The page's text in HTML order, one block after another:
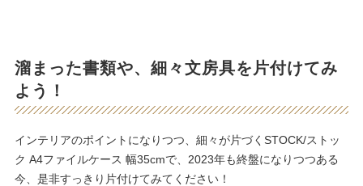
溜まった書類や、細々文房具を片付けてみ
よう！
インテリアのポイントになりつつ、細々が片づくSTOCK/ストッ
ク A4ファイルケース 幅35cmで、2023年も終盤になりつつある
今、是非すっきり片付けてみてください！